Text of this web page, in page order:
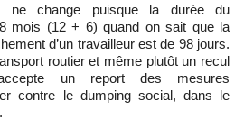
ne change puisque la durée du
mois (12 + 6) quand on sait que la
d’un travailleur est de 98 jours.
routier et même plutôt un recul
un report des mesures
contre le dumping social, dans le